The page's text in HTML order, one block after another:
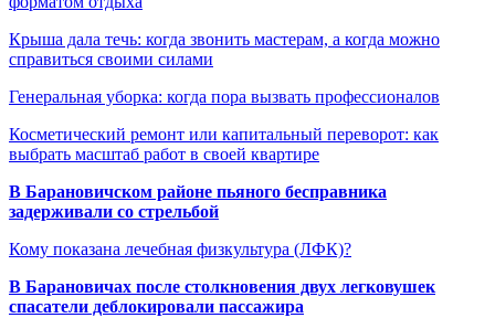
Крыша дала течь: когда звонить мастерам, а когда можно
справиться своими силами
Генеральная уборка: когда пора вызвать профессионалов
Косметический ремонт или капитальный переворот: как
выбрать масштаб работ в своей квартире
В Барановичском районе пьяного бесправника
задерживали со стрельбой
Кому показана лечебная физкультура (ЛФК)?
В Барановичах после столкновения двух легковушек
спасатели деблокировали пассажира